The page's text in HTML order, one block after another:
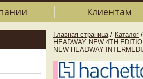
Клиентам
Главная страница / Каталог /
HEADWAY NEW 4TH
NEW HEADWAY